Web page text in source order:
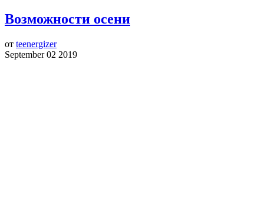
Возможности осени
от teenergizer
September 02 2019